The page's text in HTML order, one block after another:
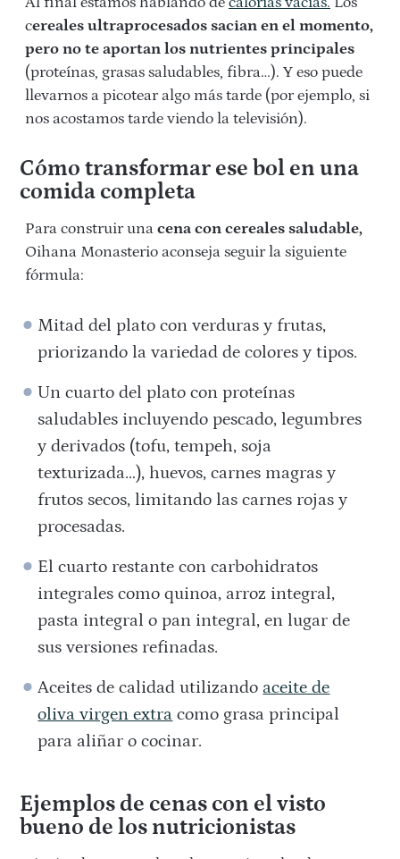
cereales ultraprocesados sacian en el momento,
pero no te aportan los nutrientes principales
(proteínas, grasas saludables, fibra…). Y eso puede
llevarnos a picotear algo más tarde (por ejemplo, si
nos acostamos tarde viendo la televisión).
Cómo transformar ese bol en una
comida completa
Para construir una cena con cereales saludable,
Oihana Monasterio aconseja seguir la siguiente
fórmula:
Mitad del plato con verduras y frutas,
priorizando la variedad de colores y tipos.
Un cuarto del plato con proteínas
saludables incluyendo pescado, legumbres
y derivados (tofu, tempeh, soja
texturizada…), huevos, carnes magras y
frutos secos, limitando las carnes rojas y
procesadas.
El cuarto restante con carbohidratos
integrales como quinoa, arroz integral,
pasta integral o pan integral, en lugar de
sus versiones refinadas.
Aceites de calidad utilizando aceite de
oliva virgen extra como grasa principal
para aliñar o cocinar.
Ejemplos de cenas con el visto
bueno de los nutricionistas